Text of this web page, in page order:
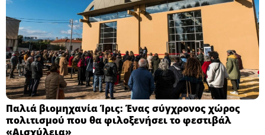
Παλιά βιομηχανία Ίρις: Ένας σύγχρονος χώρος
πολιτισμού που θα φιλοξενήσει το φεστιβάλ
«Αισχύλεια» ​